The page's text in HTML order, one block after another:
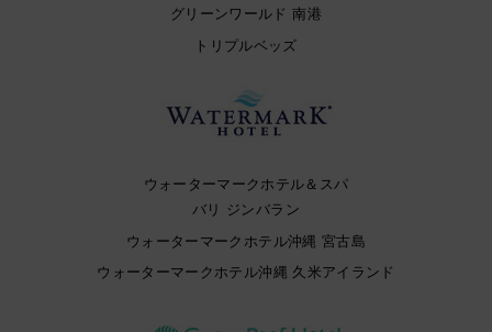
グリーンワールド 南港
トリプルベッズ
ウォーターマークホテル＆スパ
バリ ジンバラン
ウォーターマークホテル沖縄 宮古島
ウォーターマークホテル沖縄 久米アイランド